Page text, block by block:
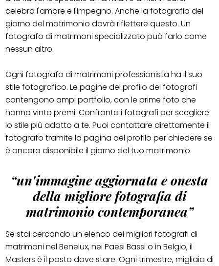
celebra l'amore e l'impegno. Anche la fotografia del
giorno del matrimonio dovrà riflettere questo. Un
fotografo di matrimoni specializzato può farlo come
nessun altro.
Ogni fotografo di matrimoni professionista ha il suo
stile fotografico. Le pagine del profilo dei fotografi
contengono ampi portfolio, con le prime foto che
hanno vinto premi. Confronta i fotografi per scegliere
lo stile più adatto a te. Puoi contattare direttamente il
fotografo tramite la pagina del profilo per chiedere se
è ancora disponibile il giorno del tuo matrimonio.
“un'immagine aggiornata e onesta
della migliore fotografia di
matrimonio contemporanea”
Se stai cercando un elenco dei migliori fotografi di
matrimoni nel Benelux, nei Paesi Bassi o in Belgio, il
Masters è il posto dove stare. Ogni trimestre, migliaia di